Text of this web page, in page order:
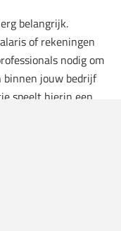
belangrijk.
of rekeningen
nodig om
binnen jouw bedrijf
speelt hierin een